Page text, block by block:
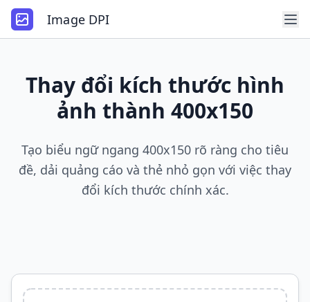
Image DPI
Thay đổi kích thước hình
ảnh thành 400x150
Tạo biểu ngữ ngang 400x150 rõ ràng cho tiêu
đề, dải quảng cáo và thẻ nhỏ gọn với việc thay
đổi kích thước chính xác.